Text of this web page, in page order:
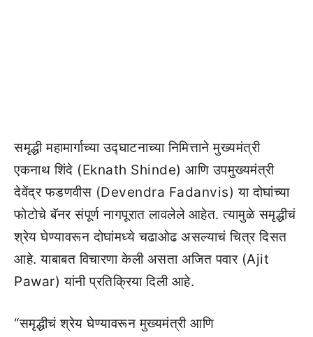
समृद्धी महामार्गाच्या उद्घाटनाच्या निमित्ताने मुख्यमंत्री
एकनाथ शिंदे (Eknath Shinde) आणि उपमुख्यमंत्री
देवेंद्र फडणवीस (Devendra Fadanvis) या दोघांच्या
फोटोचे बॅनर संपूर्ण नागपूरात लावलेले आहेत. त्यामुळे समृद्धीचं
श्रेय घेण्यावरून दोघांमध्ये चढाओढ असल्याचं चित्र दिसत
आहे. याबाबत विचारणा केली असता अजित पवार (Ajit
Pawar) यांनी प्रतिक्रिया दिली आहे.
“समृद्धीचं श्रेय घेण्यावरून मुख्यमंत्री आणि